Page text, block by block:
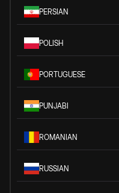
PERSIAN
POLISH
PORTUGUESE
PUNJABI
ROMANIAN
RUSSIAN